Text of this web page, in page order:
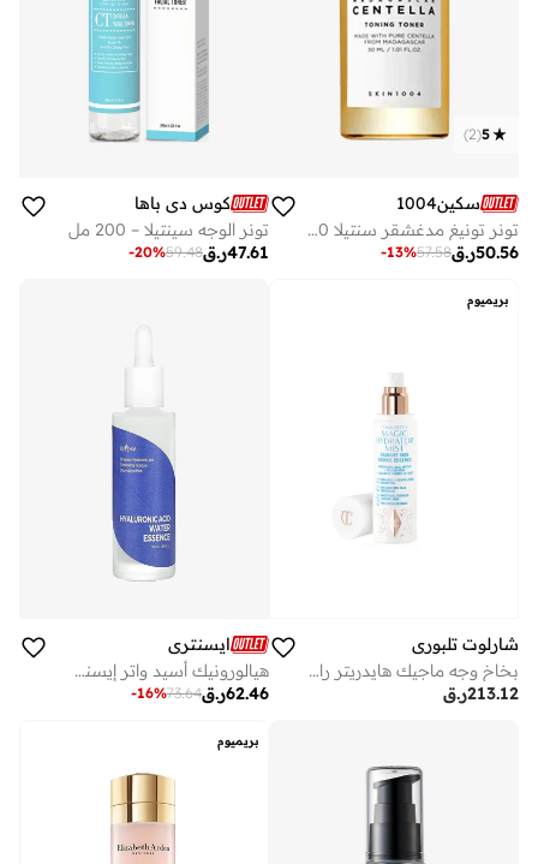
5
(
2
)
سكين1004
تونر تونيغ مدغشقر سنتيلا 30 مل
ر.ق50.56
57.58
-13%
كوس دي باها
تونر الوجه سينتيلا – 200 مل
ر.ق47.61
59.48
-20%
بريميوم
شارلوت تلبوري
بخاخ وجه ماجيك هايدريتر راديانت سكين ريسكيو إيسنس – 75 مل
ر.ق213.12
ايسنتري
هيالورونيك أسيد واتر إيسنس – 50 مل
ر.ق62.46
73.64
-16%
بريميوم